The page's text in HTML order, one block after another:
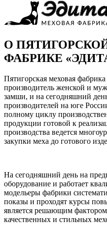
О
ФАБРИКЕ
Пятигорская меховая
производитель женской и
замши, и на сегодняшний
производителей на юге
полному циклу
продукции готовой к
производства ведется
закупки меха до готового
На сегодняшний день на
оборудование и работает
модельеры фабрики
показы и проходят курсы
является решающим
качественных и стильных